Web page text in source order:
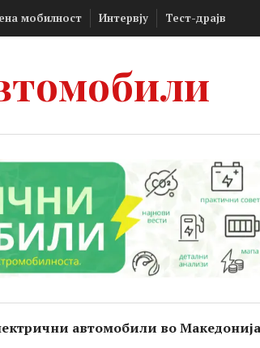
мобилност Интервју Тест-драјв
автомобили во Македонија